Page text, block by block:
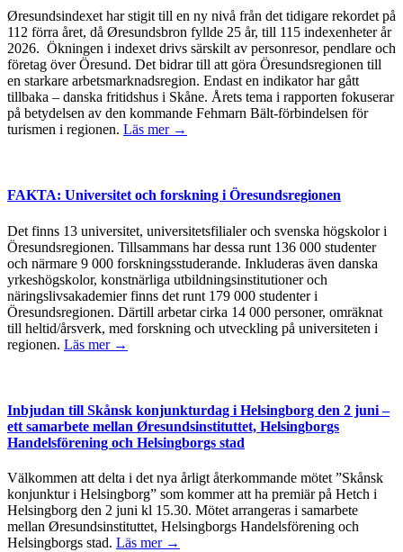
Øresundsindexet har stigit till en ny nivå från det tidigare rekordet på
112 förra året, då Øresundsbron fyllde 25 år, till 115 indexenheter år
2026. Ökningen i indexet drivs särskilt av personresor, pendlare och
företag över Öresund. Det bidrar till att göra Öresundsregionen till
en starkare arbetsmarknadsregion. Endast en indikator har gått
tillbaka – danska fritidshus i Skåne. Årets tema i rapporten fokuserar
på betydelsen av den kommande Fehmarn Bält-förbindelsen för
turismen i regionen. Läs mer →
FAKTA: Universitet och forskning i Öresundsregionen
Det finns 13 universitet, universitetsfilialer och svenska högskolor i
Öresundsregionen. Tillsammans har dessa runt 136 000 studenter
och närmare 9 000 forskningsstuderande. Inkluderas även danska
yrkeshögskolor, konstnärliga utbildningsinstitutioner och
näringslivsakademier finns det runt 179 000 studenter i
Öresundsregionen. Därtill arbetar cirka 14 000 personer, omräknat
till heltid/årsverk, med forskning och utveckling på universiteten i
regionen. Läs mer →
Inbjudan till Skånsk konjunkturdag i Helsingborg den 2 juni –
ett samarbete mellan Øresundsinstituttet, Helsingborgs
Handelsförening och Helsingborgs stad
Välkommen att delta i det nya årligt återkommande mötet ”Skånsk
konjunktur i Helsingborg” som kommer att ha premiär på Hetch i
Helsingborg den 2 juni kl 15.30. Mötet arrangeras i samarbete
mellan Øresundsinstituttet, Helsingborgs Handelsförening och
Helsingborgs stad. Läs mer →